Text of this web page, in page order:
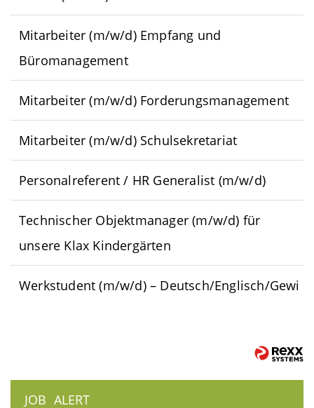
Mitarbeiter (m/w/d) Empfang und
Büromanagement
Mitarbeiter (m/w/d) Forderungsmanagement
Mitarbeiter (m/w/d) Schulsekretariat
Personalreferent / HR Generalist (m/w/d)
Technischer Objektmanager (m/w/d) für
unsere Klax Kindergärten
Werkstudent (m/w/d) – Deutsch/Englisch/Gewi
JOB ALERT